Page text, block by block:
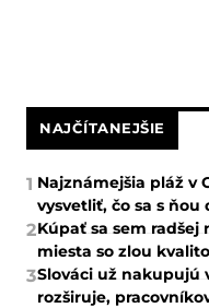
NAJČÍTANEJŠIE
1 Najznámejšia pláž v
vysvetliť, čo sa s ňou
2Kúpať sa sem
miesta so zlou
3Slováci už nakupujú
rozširuje,